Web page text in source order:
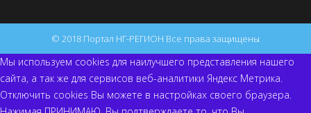
© 2018 Портал НГ-РЕГИОН Все права защищены
Мы используем cookies для наилучшего представления нашего
сайта, а так же для сервисов веб-аналитики Яндекс Метрика.
Отключить cookies Вы можете в настройках своего браузера.